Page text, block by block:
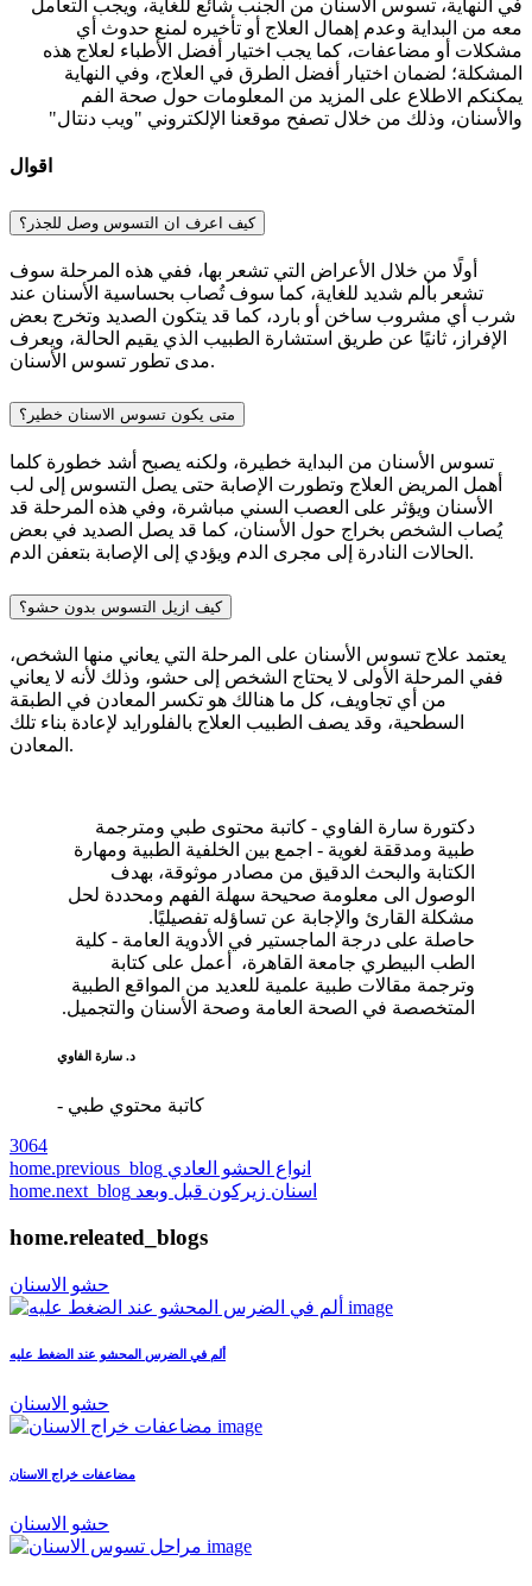
في النهاية، تسوس الاسنان من الجنب شائع للغاية، ويجب التعامل
معه من البداية وعدم إهمال العلاج أو تأخيره لمنع حدوث أي
مشكلات أو مضاعفات، كما يجب اختيار أفضل الأطباء لعلاج هذه
المشكلة؛ لضمان اختيار أفضل الطرق في العلاج، وفي النهاية
يمكنكم الاطلاع على المزيد من المعلومات حول صحة الفم
والأسنان، وذلك من خلال تصفح موقعنا الإلكتروني "ويب دنتال"
اقوال
كيف اعرف ان التسوس وصل للجذر؟
أولًا من خلال الأعراض التي تشعر بها، ففي هذه المرحلة سوف
تشعر بألم شديد للغاية، كما سوف تُصاب بحساسية الأسنان عند
شرب أي مشروب ساخن أو بارد، كما قد يتكون الصديد وتخرج بعض
الإفراز، ثانيًا عن طريق استشارة الطبيب الذي يقيم الحالة، ويعرف
مدى تطور تسوس الأسنان.
متى يكون تسوس الاسنان خطير؟
تسوس الأسنان من البداية خطيرة، ولكنه يصبح أشد خطورة كلما
أهمل المريض العلاج وتطورت الإصابة حتى يصل التسوس إلى لب
الأسنان ويؤثر على العصب السني مباشرة، وفي هذه المرحلة قد
يُصاب الشخص بخراج حول الأسنان، كما قد يصل الصديد في بعض
الحالات النادرة إلى مجرى الدم ويؤدي إلى الإصابة بتعفن الدم.
كيف ازيل التسوس بدون حشو؟
يعتمد علاج تسوس الأسنان على المرحلة التي يعاني منها الشخص،
ففي المرحلة الأولى لا يحتاج الشخص إلى حشو، وذلك لأنه لا يعاني
من أي تجاويف، كل ما هنالك هو تكسر المعادن في الطبقة
السطحية، وقد يصف الطبيب العلاج بالفلورايد لإعادة بناء تلك
المعادن.
دكتورة سارة الفاوي - كاتبة محتوى طبي ومترجمة
طبية ومدققة لغوية - اجمع بين الخلفية الطبية ومهارة
الكتابة والبحث الدقيق من مصادر موثوقة، بهدف
الوصول الى معلومة صحيحة سهلة الفهم ومحددة لحل
مشكلة القارئ والإجابة عن تساؤله تفصيليًا.
حاصلة على درجة الماجستير في الأدوية العامة - كلية
الطب البيطري جامعة القاهرة، أعمل على كتابة
وترجمة مقالات طبية علمية للعديد من المواقع الطبية
المتخصصة في الصحة العامة وصحة الأسنان والتجميل.
د. سارة الفاوي
- كاتبة محتوي طبي
3064
home.previous_blog انواع الحشو العادي
home.next_blog اسنان زيركون قبل وبعد
home.releated_blogs
حشو الاسنان
ألم في الضرس المحشو عند الضغط عليه
حشو الاسنان
مضاعفات خراج الاسنان
حشو الاسنان